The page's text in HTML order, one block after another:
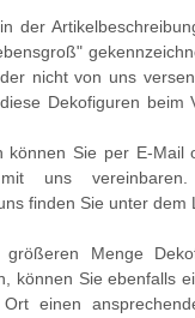
der
nicht von uns
Dekofiguren beim
können Sie per E-Mail
mit uns
finden Sie unter dem
Menge
können Sie ebenfalls
einen